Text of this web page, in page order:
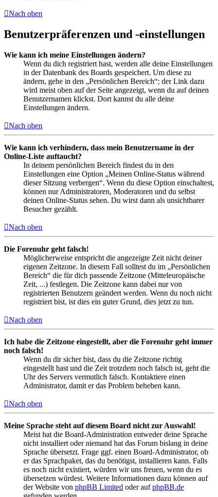
Nach oben
Benutzerpräferenzen und -einstellungen
Wie kann ich meine Einstellungen ändern?
Wenn du dich registriert hast, werden alle deine Einstellungen
in der Datenbank des Boards gespeichert. Um diese zu
ändern, gehe in den „Persönlichen Bereich“; der Link dazu
wird meist oben auf der Seite angezeigt, wenn du auf deinen
Benutzernamen klickst. Dort kannst du alle deine
Einstellungen ändern.
Nach oben
Wie kann ich verhindern, dass mein Benutzername in der
Online-Liste auftaucht?
In deinem persönlichen Bereich findest du in den
Einstellungen eine Option „Meinen Online-Status während
dieser Sitzung verbergen“. Wenn du diese Option einschaltest,
können nur Administratoren, Moderatoren und du selbst
deinen Online-Status sehen. Du wirst dann als unsichtbarer
Besucher gezählt.
Nach oben
Die Forenuhr geht falsch!
Möglicherweise entspricht die angezeigte Zeit nicht deiner
eigenen Zeitzone. In diesem Fall solltest du im „Persönlichen
Bereich“ die für dich passende Zeitzone (Mitteleuropäische
Zeit, ...) festlegen. Die Zeitzone kann dabei nur von
registrierten Benutzern geändert werden. Wenn du noch nicht
registriert bist, ist dies ein guter Grund, dies jetzt zu tun.
Nach oben
Ich habe die Zeitzone eingestellt, aber die Forenuhr geht immer
noch falsch!
Wenn du dir sicher bist, dass du die Zeitzone richtig
eingestellt hast und die Zeit trotzdem noch falsch ist, geht die
Uhr des Servers vermutlich falsch. Kontaktiere einen
Administrator, damit er das Problem beheben kann.
Nach oben
Meine Sprache steht auf diesem Board nicht zur Auswahl!
Meist hat die Board-Administration entweder deine Sprache
nicht installiert oder niemand hat das Forum bislang in deine
Sprache übersetzt. Frage ggf. einen Board-Administrator, ob
er das Sprachpaket, das du benötigst, installieren kann. Falls
es noch nicht existiert, würden wir uns freuen, wenn du es
übersetzen würdest. Weitere Informationen dazu können auf
der Website von phpBB Limited oder aufphpBB.de